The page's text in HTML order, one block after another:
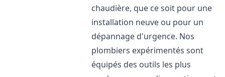
chaudière, que ce soit pour une
installation neuve ou pour un
dépannage d'urgence. Nos
plombiers expérimentés sont
équipés des outils les plus